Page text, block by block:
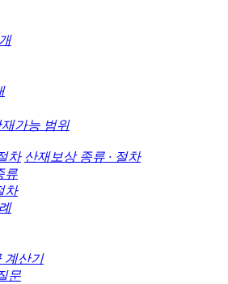
가능 범위
차 산재보상 종류 · 절차
류
차
계산기
문